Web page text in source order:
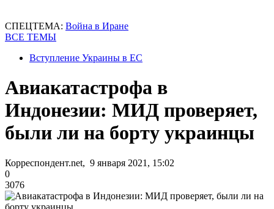
СПЕЦТЕМА: Война в Иране
ВСЕ ТЕМЫ
Вступление Украины в ЕС
Авиакатастрофа в
Индонезии: МИД проверяет,
были ли на борту украинцы
Корреспондент.net, 9 января 2021, 15:02
0
3076